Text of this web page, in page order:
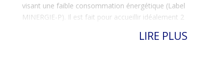
visant une faible consommation énergétique (Label
MINERGIE-P). Il est fait pour accueillir idéalement 2
LIRE PLUS